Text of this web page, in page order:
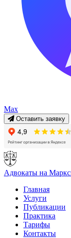
Max
Оставить заявку
Адвокаты на
Главная
Услуги
Публикации
Практика
Тарифы
Контакты